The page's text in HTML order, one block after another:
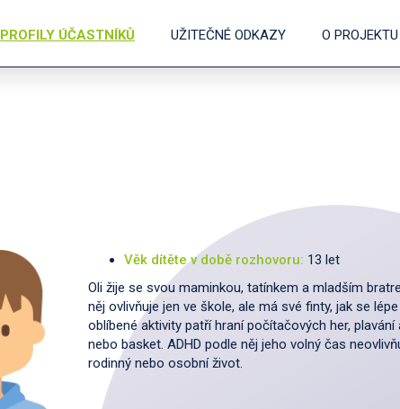
PROFILY ÚČASTNÍKŮ UŽITEČNÉ ODKAZY O PROJEKTU
Věk dítěte v době rozhovoru: 13 let
Oli žije se svou maminkou, tatínkem a mladším
něj ovlivňuje jen ve škole, ale má své finty, jak se
oblíbené aktivity patří hraní počítačových her,
nebo basket. ADHD podle něj jeho volný čas
rodinný nebo osobní život.